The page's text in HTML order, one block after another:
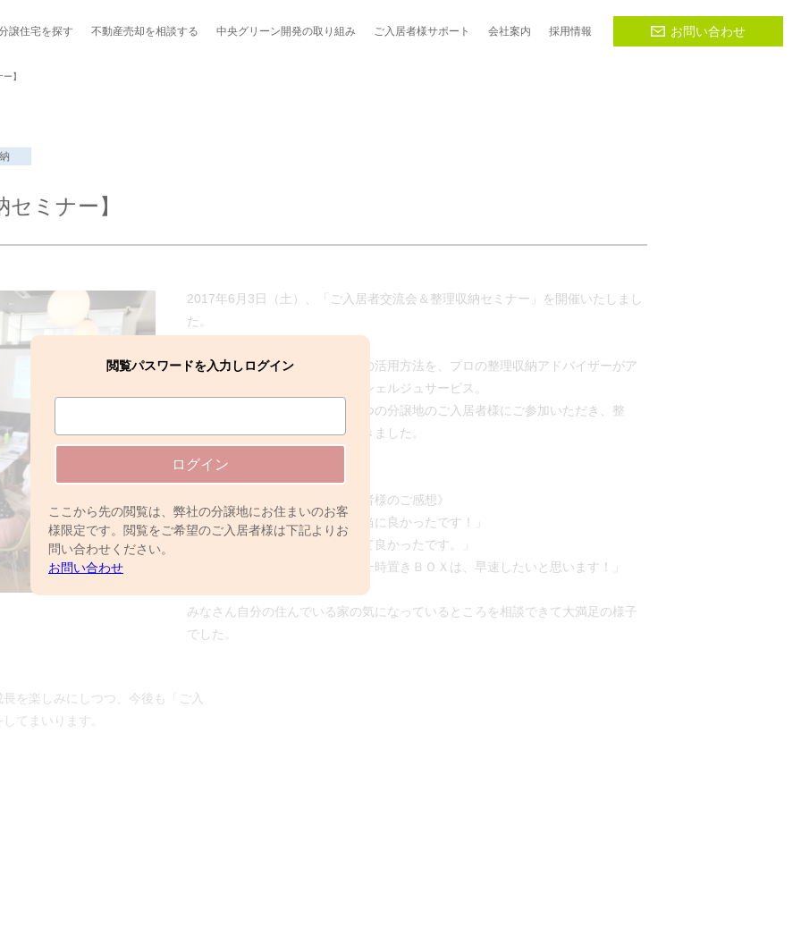
譲住宅を探す
から探す
のメルマガ登録
不動産売却を相談する 中央グリーン開発の取り組み ご入居者様サポート 会社案内 採用情報 お問い合わせ
】
セミナー】
閲覧パスワードを入力しログイン
ログイン
ここから先の閲覧は、弊社の分譲地にお住まいのお客
様限定です。閲覧をご希望のご入居者様は下記よりお
問い合わせください。
お問い合わせ
2017年6月3日（土）、「ご入居者交流会＆整理収納セミナー」を開催いたしまし
た。
使い方次第で大きく変わる収納の活用方法を、プロの整理収納アドバイザーがア
ドバイスしてくれる、収納コンシェルジュサービス。
今回の整理収納セミナーは、２つの分譲地のご入居者様にご参加いただき、整
理・収納のポイントを学んで頂きました。
《セミナーを受けられたご入居者様のご感想》
「今日は早起きして参加して本当に良かったです！」
「気になっている所が解決できて良かったです。」
「今日教えて頂いたリビングの一時置きＢＯＸは、早速したいと思います！」
みなさん自分の住んでいる家の気になっているところを相談できて大満足の様子
でした。
を楽しみにしつつ、今後も「ご入
てまいります。